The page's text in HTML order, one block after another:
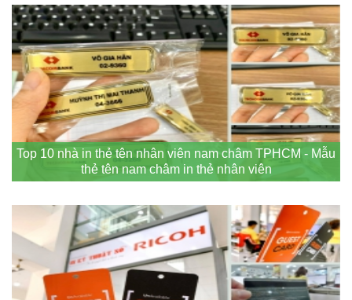
Top 10 nhà in thẻ tên nhân viên nam châm TPHCM - Mẫu
thẻ tên nam châm in thẻ nhân viên